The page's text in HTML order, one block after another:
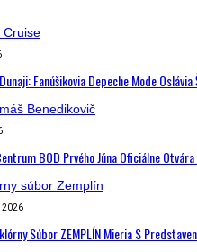
Fanúšikovia Depeche Mode
BOD Prvého Júna Oficiálne
2026
Súbor ZEMPLÍN Mieria S